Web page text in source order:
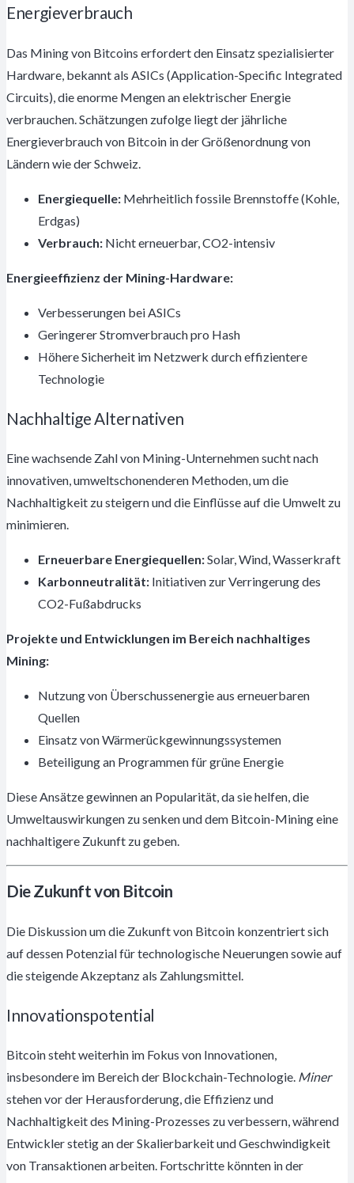
Energieverbrauch
Das Mining von Bitcoins erfordert den Einsatz spezialisierter
Hardware, bekannt als ASICs (Application-Specific Integrated
Circuits), die enorme Mengen an elektrischer Energie
verbrauchen. Schätzungen zufolge liegt der jährliche
Energieverbrauch von Bitcoin in der Größenordnung von
Ländern wie der Schweiz.
Energiequelle: Mehrheitlich fossile Brennstoffe (Kohle,
Erdgas)
Verbrauch: Nicht erneuerbar, CO2-intensiv
Energieeffizienz der Mining-Hardware:
Verbesserungen bei ASICs
Geringerer Stromverbrauch pro Hash
Höhere Sicherheit im Netzwerk durch effizientere
Technologie
Nachhaltige Alternativen
Eine wachsende Zahl von Mining-Unternehmen sucht nach
innovativen, umweltschonenderen Methoden, um die
Nachhaltigkeit zu steigern und die Einflüsse auf die Umwelt zu
minimieren.
Erneuerbare Energiequellen:Solar, Wind, Wasserkraft
Karbonneutralität: Initiativen zur Verringerung des
CO2-Fußabdrucks
Projekte und Entwicklungen im Bereich nachhaltiges
Mining:
Nutzung von Überschussenergie aus erneuerbaren
Quellen
Einsatz von Wärmerückgewinnungssystemen
Beteiligung an Programmen für grüne Energie
Diese Ansätze gewinnen an Popularität, da sie helfen, die
Umweltauswirkungen zu senken und dem Bitcoin-Mining eine
nachhaltigere Zukunft zu geben.
Die Zukunft von Bitcoin
Die Diskussion um die Zukunft von Bitcoin konzentriert sich
auf dessen Potenzial für technologische Neuerungen sowie auf
die steigende Akzeptanz als Zahlungsmittel.
Innovationspotential
Bitcoin steht weiterhin im Fokus von Innovationen,
insbesondere im Bereich der Blockchain-Technologie. Miner
stehen vor der Herausforderung, die Effizienz und
Nachhaltigkeit des Mining-Prozesses zu verbessern, während
Entwickler stetig an der Skalierbarkeit und Geschwindigkeit
von Transaktionen arbeiten. Fortschritte könnten in der